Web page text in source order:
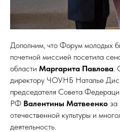
Дополним, что Форум молодых
почетной миссией посетила
области Маргарита Павлова.
директору ЧОУНБ Наталье
председателя Совета
РФ Валентины Матвеенко за
отечественной культуры и
деятельность.